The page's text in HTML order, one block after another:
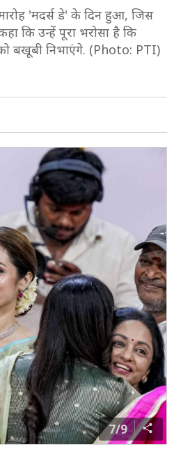
'मदर्स डे' के दिन हुआ, जिस
कि उन्हें पूरा भरोसा है कि
बखूबी निभाएंगे. (Photo: PTI)
7/9